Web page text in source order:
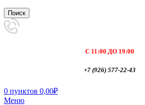
Поиск
С 11:00 ДО 19:00
+7 (926) 577-22-43
0 пунктов 0,00₽
Меню